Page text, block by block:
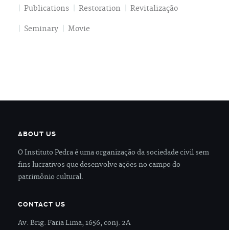
Publications Restoration Revitalização
Seminary Movie
ABOUT US
O Instituto Pedra é uma organização da sociedade civil sem
fins lucrativos que desenvolve ações no campo do
patrimônio cultural.
CONTACT US
Av. Brig. Faria Lima, 1656, conj. 2A